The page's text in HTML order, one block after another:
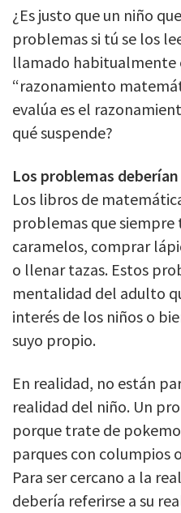
¿Es justo que un niño
problemas si tú se los
llamado habitualmente
“razonamiento
evalúa es el
qué suspende?
Los problemas
Los libros de
problemas que
caramelos, comprar
o llenar tazas. Estos
mentalidad del adulto
interés de los niños o
suyo propio.
En realidad, no están
realidad del niño. Un
porque trate de
parques con columpios
Para ser cercano a la
debería referirse a su